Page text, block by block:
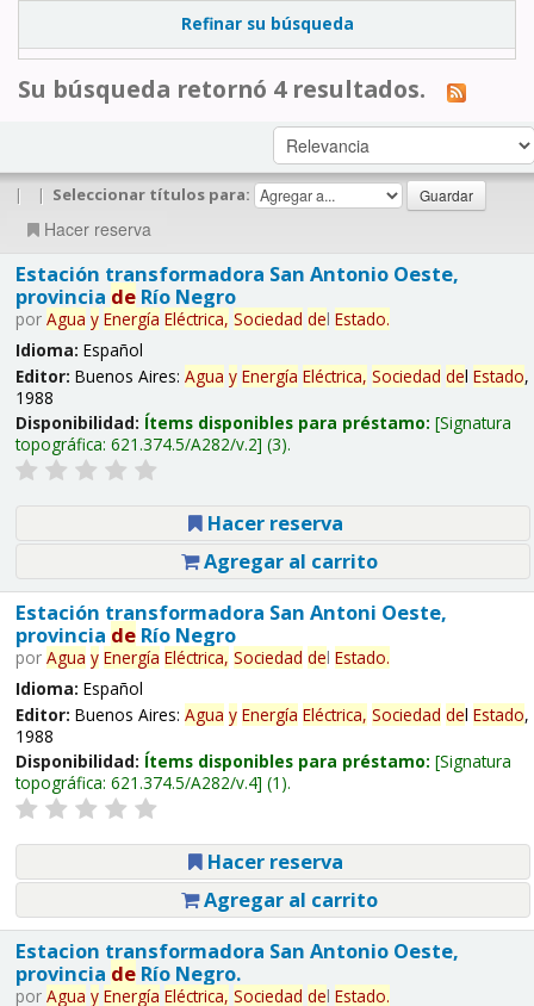
Refinar su búsqueda
Su búsqueda retornó 4 resultados.
| | Seleccionar títulos para:
Hacer reserva
Estación transformadora San Antonio Oeste,
provincia deRío Negro
por Agua y Energía Eléctrica, Sociedad del Estado.
Idioma: Español
Editor: Buenos Aires: Agua y Energía Eléctrica, Sociedad del Estado,
1988
Disponibilidad: Ítems disponibles para préstamo: Signatura
topográfica: 621.374.5/A282/v.2 (3).
Hacer reserva
Agregar al carrito
Estación transformadora San Antoni Oeste,
provincia deRío Negro
por Agua y Energía Eléctrica, Sociedad del Estado.
Idioma: Español
Editor: Buenos Aires: Agua y Energía Eléctrica, Sociedad del Estado,
1988
Disponibilidad: Ítems disponibles para préstamo: Signatura
topográfica: 621.374.5/A282/v.4 (1).
Hacer reserva
Agregar al carrito
Estacion transformadora San Antonio Oeste,
provincia deRío Negro.
por Agua y Energía Eléctrica, Sociedad del Estado.